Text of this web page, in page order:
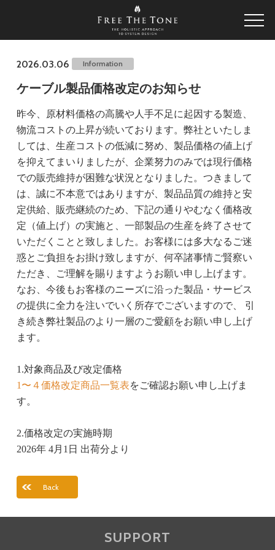
2026.03.06 Information
ケーブル製品価格改定のお知らせ
昨今、原材料価格の高騰や人手不足に起因する製造、
物流コストの上昇が続いております。弊社といたしま
しては、生産コストの低減に努め、製品価格の値上げ
を抑えてまいりましたが、企業努力のみでは現行価格
での販売維持が困難な状況となりました。つきまして
は、誠に不本意ではありますが、製品品質の維持と安
定供給、販売継続のため、下記の通りやむなく価格改
定（値上げ）の実施と、一部製品の生産を終了させて
いただくことと致しました。お客様には多大なるご迷
惑とご負担をお掛け致しますが、何卒諸事情ご賢察い
ただき、ご理解を賜りますようお願い申し上げます。
なお、今後もお客様のニーズに沿った製品・サービス
の提供に全力を注いでいく所存でございますので、 引
き続き弊社製品のより一層のご愛顧をお願い申し上げ
ます。
1.対象商品及び改定価格
1〜４価格改定商品一覧表をご確認お願い申し上げま
す。
2.価格改定の実施時期
2026年 4月1日 出荷分より
Back
SUPPORT